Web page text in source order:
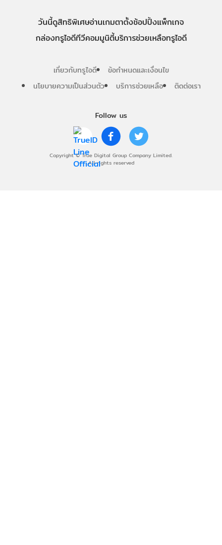
Follow us
Copyright © True Digital Group Company Limited.
All rights reserved
วันนี้ดูสิทธิพิเศษอ่านเกมตาตั้งช้อปปิ้งแพ็กเกจ
กล่องทรูไอดีทีวีคอมมูนิตี้บริการช่วยเหลือทรูไอดี
เกี่ยวกับทรูไอดี
ข้อกำหนดและเงื่อนไข
นโยบายความเป็นส่วนตัว
บริการช่วยเหลือ ติดต่อเรา